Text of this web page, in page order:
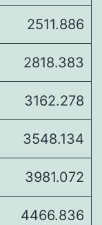
2511.886
2818.383
3162.278
3548.134
3981.072
4466.836